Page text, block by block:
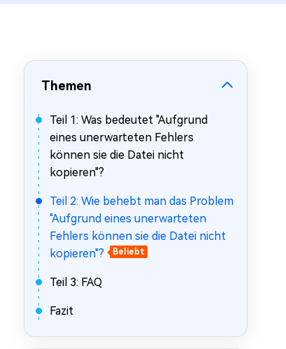
Mac Boot Genius
Themen
Teil 1: Was bedeutet "Aufgrund
eines unerwarteten Fehlers
können sie die Datei nicht
kopieren"?
Teil 2: Wie behebt man das Problem
"Aufgrund eines unerwarteten
Fehlers können sie die Datei nicht
kopieren"?
Beliebt
Teil 3: FAQ
Fazit